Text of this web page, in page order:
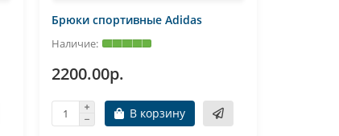
Брюки спортивные Adidas
2200.00р.
В корзину